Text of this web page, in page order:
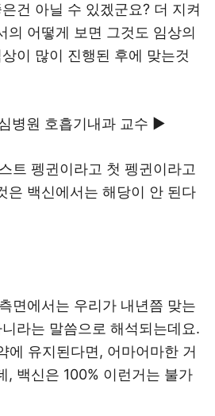
건 아닐 수 있겠군요? 더 지켜
의 어떻게 보면 그것도 임상의
이 많이 진행된 후에 맞는것
병원 호흡기내과 교수 ▶
트 펭귄이라고 첫 펭귄이라고
은 백신에서는 해당이 안 된다
면에서는 우리가 내년쯤 맞는
라는 말씀으로 해석되는데요.
에 유지된다면, 어마어마한 거
, 백신은 100% 이런거는 불가